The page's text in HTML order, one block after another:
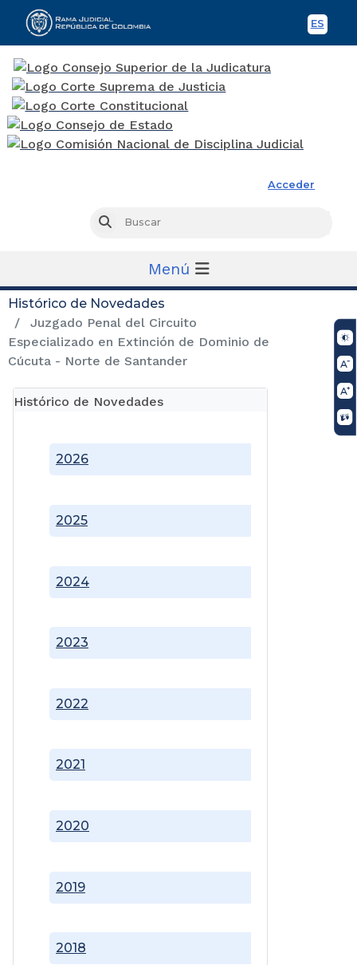
ES
Acceder
Buscar
Menú
Histórico de Novedades
Juzgado Penal del Circuito
Especializado en Extinción de Dominio de
Cúcuta - Norte de Santander
Histórico de Novedades
2018
2019
2020
2021
2022
2023
2024
2025
2026